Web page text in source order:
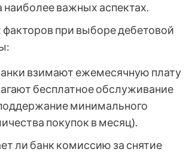
наиболее важных аспектах.
при выборе дебетовой
взимают ежемесячную плату
бесплатное обслуживание
минимального
покупок в месяц).
ли банк комиссию за снятие